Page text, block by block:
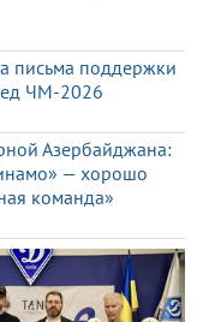
письма поддержки
ЧМ-2026
Азербайджана:
— хорошо
команда»